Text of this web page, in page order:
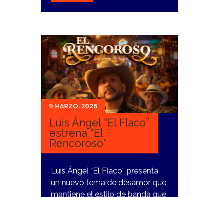
9 MARZO, 2026
Luis Ángel “El Flaco”
estrena “El
Rencoroso”
Luis Ángel “El Flaco” presenta
un nuevo tema de desamor que
mantiene el estilo de banda que